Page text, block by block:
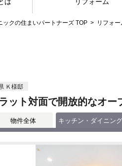
ックの住まいパートナーズ TOP リフォ
Ｋ様邸
ット対面で開放的なオー
物件全体 キッチン・ダイニング